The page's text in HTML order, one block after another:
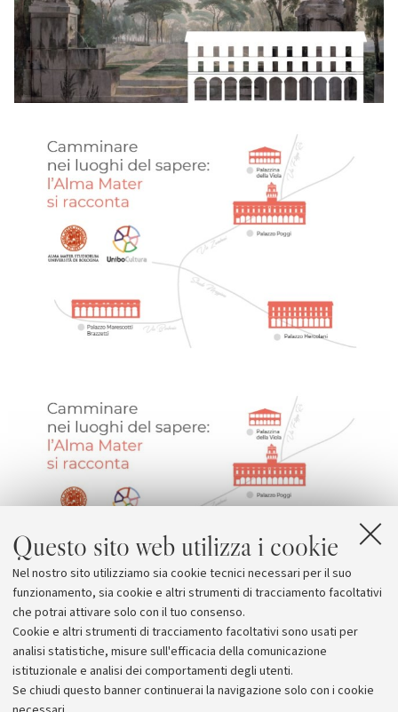
Questo sito web utilizza i cookie
Nel nostro sito utilizziamo sia cookie tecnici necessari per il suo
funzionamento, sia cookie e altri strumenti di tracciamento facoltativi
che potrai attivare solo con il tuo consenso.
Cookie e altri strumenti di tracciamento facoltativi sono usati per
analisi statistiche, misure sull'efficacia della comunicazione
istituzionale e analisi dei comportamenti degli utenti.
Se chiudi questo banner continuerai la navigazione solo con i cookie